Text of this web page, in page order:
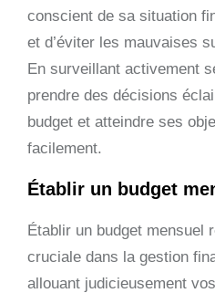
conscient de sa situation
et d’éviter les mauvaises
En surveillant activement
prendre des décisions
budget et atteindre ses
facilement.
Établir un budget
Établir un budget mensuel
cruciale dans la gestion
allouant judicieusement